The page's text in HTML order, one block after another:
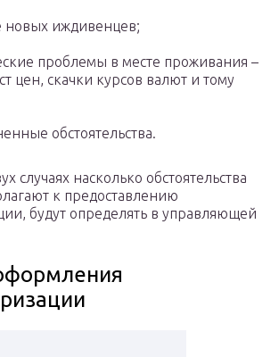
новых иждивенцев;
проблемы в месте проживания –
цен, скачки курсов валют и тому
обстоятельства.
случаях насколько обстоятельства
к предоставлению
будут определять в управляющей